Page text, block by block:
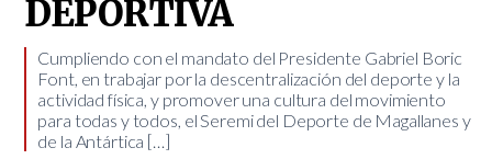
DEPORTIVA
Cumpliendo con el mandato del Presidente Gabriel Boric
Font, en trabajar por la descentralización del deporte y la
actividad física, y promover una cultura del movimiento
para todas y todos, el Seremi del Deporte de Magallanes y
de la Antártica […]